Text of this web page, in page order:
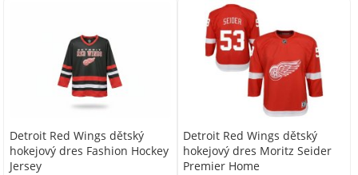
Detroit Red Wings dětský
hokejový dres Fashion Hockey
Jersey
Detroit Red Wings dětský
hokejový dres Moritz Seider
Premier Home